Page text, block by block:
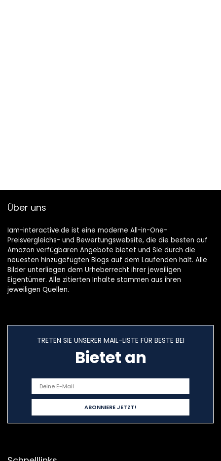
Über uns
Iam-interactive.de ist eine moderne All-in-One-
Preisvergleichs- und Bewertungswebsite, die die besten auf
Amazon verfügbaren Angebote bietet und Sie durch die
neuesten hinzugefügten Blogs auf dem Laufenden hält. Alle
Bilder unterliegen dem Urheberrecht ihrer jeweiligen
Eigentümer. Alle zitierten Inhalte stammen aus ihren
jeweiligen Quellen.
TRETEN SIE UNSERER MAIL-LISTE FÜR BESTE BEI
Bietet an